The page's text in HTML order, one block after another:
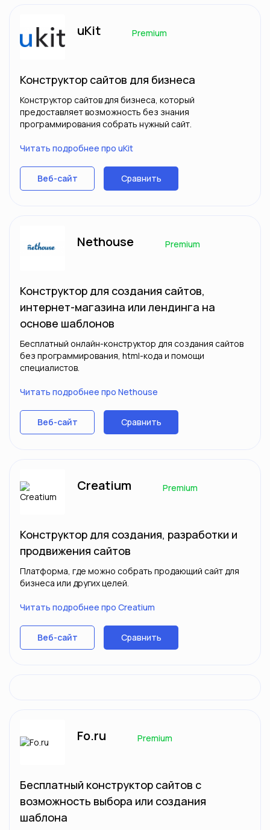
uKit Premium
Конструктор сайтов для бизнеса
Конструктор сайтов для бизнеса, который
предоставляет возможность без знания
программирования собрать нужный сайт.
Читать подробнее про uKit
Веб-сайт Сравнить
Nethouse Premium
Конструктор для создания сайтов,
интернет-магазина или лендинга на
основе шаблонов
Бесплатный онлайн-конструктор для создания сайтов
без программирования, html-кода и помощи
специалистов.
Читать подробнее про Nethouse
Веб-сайт Сравнить
Creatium Premium
Конструктор для создания, разработки и
продвижения сайтов
Платформа, где можно собрать продающий сайт для
бизнеса или других целей.
Читать подробнее про Creatium
Веб-сайт Сравнить
Fo.ru Premium
Бесплатный конструктор сайтов с
возможность выбора или создания
шаблона